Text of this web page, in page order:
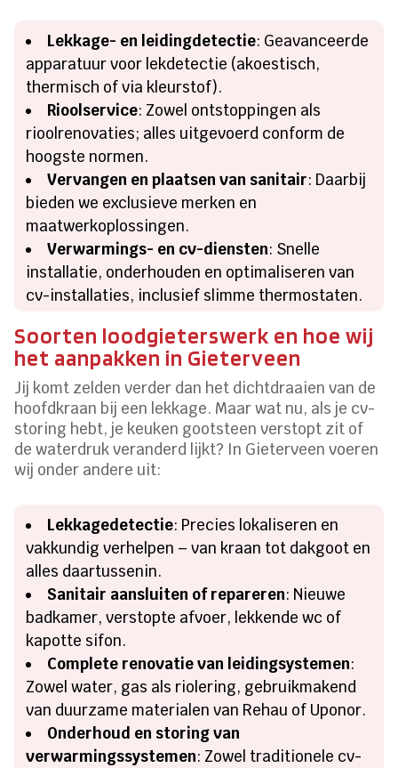
Lekkage- en leidingdetectie: Geavanceerde
apparatuur voor lekdetectie (akoestisch,
thermisch of via kleurstof).
Rioolservice: Zowel ontstoppingen als
rioolrenovaties; alles uitgevoerd conform de
hoogste normen.
Vervangen en plaatsen van sanitair: Daarbij
bieden we exclusieve merken en
maatwerkoplossingen.
Verwarmings- en cv-diensten: Snelle
installatie, onderhouden en optimaliseren van
cv-installaties, inclusief slimme thermostaten.
Soorten loodgieterswerk en hoe wij
het aanpakken in Gieterveen
Jij komt zelden verder dan het dichtdraaien van de
hoofdkraan bij een lekkage. Maar wat nu, als je cv-
storing hebt, je keuken gootsteen verstopt zit of
de waterdruk veranderd lijkt? In Gieterveen voeren
wij onder andere uit:
Lekkagedetectie: Precies lokaliseren en
vakkundig verhelpen – van kraan tot dakgoot en
alles daartussenin.
Sanitair aansluiten of repareren: Nieuwe
badkamer, verstopte afvoer, lekkende wc of
kapotte sifon.
Complete renovatie van leidingsystemen:
Zowel water, gas als riolering, gebruikmakend
van duurzame materialen van Rehau of Uponor.
Onderhoud en storing van
verwarmingssystemen: Zowel traditionele cv-